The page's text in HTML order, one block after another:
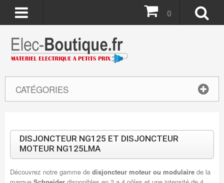
CATÉGORIES
0
DISJONCTEUR NG125 ET DISJONCTEUR
MOTEUR NG125LMA
Découvrez notre gamme de disjoncteur moteur ou modulairede la